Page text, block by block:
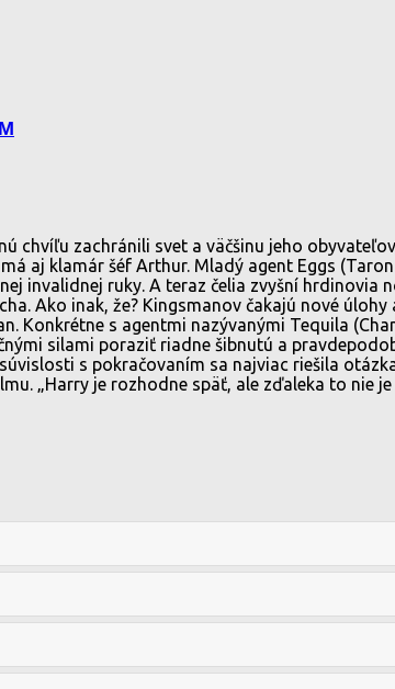
chvíľu zachránili svet a väčšinu jeho
aj klamár šéf Arthur. Mladý agent Eggs
invalidnej ruky. A teraz čelia zvyšní hrdinovia
Ako inak, že? Kingsmanov čakajú nové
Konkrétne s agentmi nazývanými Tequila
silami poraziť riadne šibnutú a
s pokračovaním sa najviac riešila
„Harry je rozhodne späť, ale zďaleka to nie